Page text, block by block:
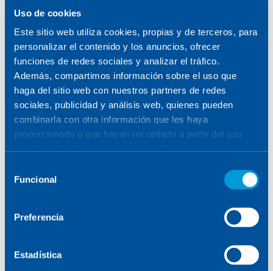
Uso de cookies
Este sitio web utiliza cookies, propias y de terceros, para
personalizar el contenido y los anuncios, ofrecer
funciones de redes sociales y analizar el tráfico.
Además, compartimos información sobre el uso que
haga del sitio web con nuestros partners de redes
sociales, publicidad y análisis web, quienes pueden
combinarla con otra información que les haya
proporcionado o que hayan recopilado a partir del uso
Funcional
Preferencia
Estadística
POST MARZO 2025
EL ALMA DETRÁS DEL PROYECTO
25 de marzo de 2025